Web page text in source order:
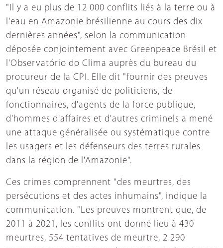
"Il y a eu plus de 12 000 conflits liés à la terre ou à
l'eau en Amazonie brésilienne au cours des dix
dernières années", selon la communication
déposée conjointement avec Greenpeace Brésil et
l’Observatório do Clima auprès du bureau du
procureur de la CPI. Elle dit "fournir des preuves
qu'un réseau organisé de politiciens, de
fonctionnaires, d'agents de la force publique,
d'hommes d'affaires et d'autres criminels a mené
une attaque généralisée ou systématique contre
les usagers et les défenseurs des terres rurales
dans la région de l'Amazonie".
Ces crimes comprennent "des meurtres, des
persécutions et des actes inhumains", indique la
communication. "Les preuves montrent que, de
2011 à 2021, les conflits ont donné lieu à 430
meurtres, 554 tentatives de meurtre, 2 290